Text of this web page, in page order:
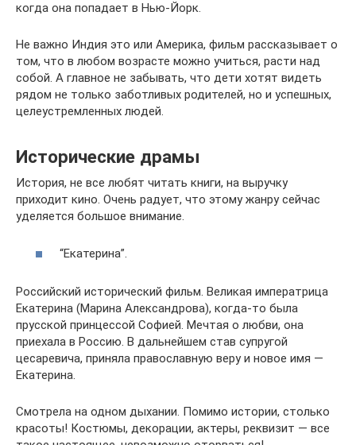
когда она попадает в Нью-Йорк.
Не важно Индия это или Америка, фильм рассказывает о
том, что в любом возрасте можно учиться, расти над
собой. А главное не забывать, что дети хотят видеть
рядом не только заботливых родителей, но и успешных,
целеустремленных людей.
Исторические драмы
История, не все любят читать книги, на выручку
приходит кино. Очень радует, что этому жанру сейчас
уделяется большое внимание.
“Екатерина”.
Российский исторический фильм. Великая императрица
Екатерина (Марина Александрова), когда-то была
прусской принцессой Софией. Мечтая о любви, она
приехала в Россию. В дальнейшем став супругой
цесаревича, приняла православную веру и новое имя —
Екатерина.
Смотрела на одном дыхании. Помимо истории, столько
красоты! Костюмы, декорации, актеры, реквизит — все